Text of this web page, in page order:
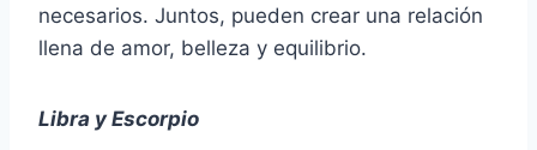
necesarios. Juntos, pueden crear una relación
llena de amor, belleza y equilibrio.
Libra y Escorpio